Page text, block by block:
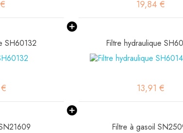
19,84 €
SH60132 Filtre hydraulique
13,91 €
Filtre à gasoil